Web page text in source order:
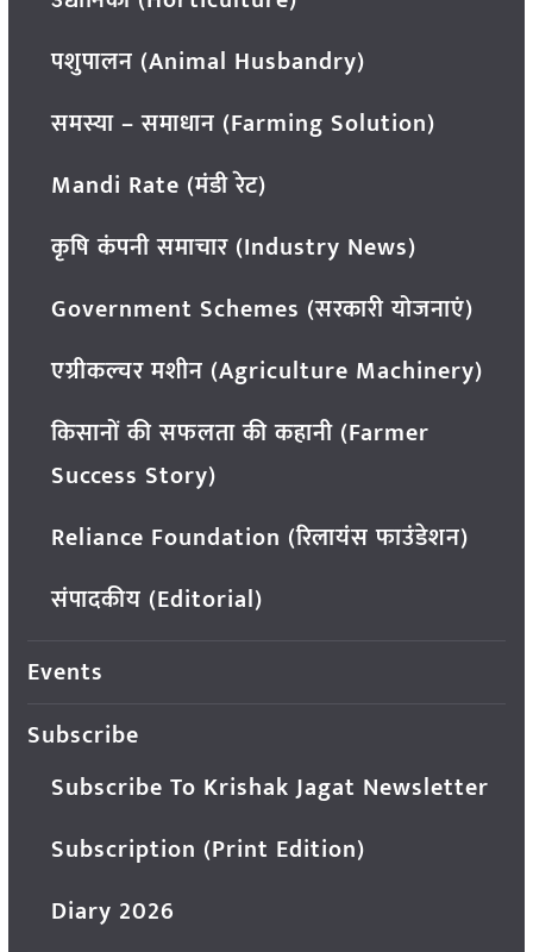
पशुपालन (Animal Husbandry)
समस्या – समाधान (Farming Solution)
Mandi Rate (मंडी रेट)
कृषि कंपनी समाचार (Industry News)
Government Schemes (सरकारी योजनाएं)
एग्रीकल्चर मशीन (Agriculture Machinery)
किसानों की सफलता की कहानी (Farmer
Success Story)
Reliance Foundation (रिलायंस फाउंडेशन)
संपादकीय (Editorial)
Events
Subscribe
Subscribe To Krishak Jagat Newsletter
Subscription (Print Edition)
Diary 2026